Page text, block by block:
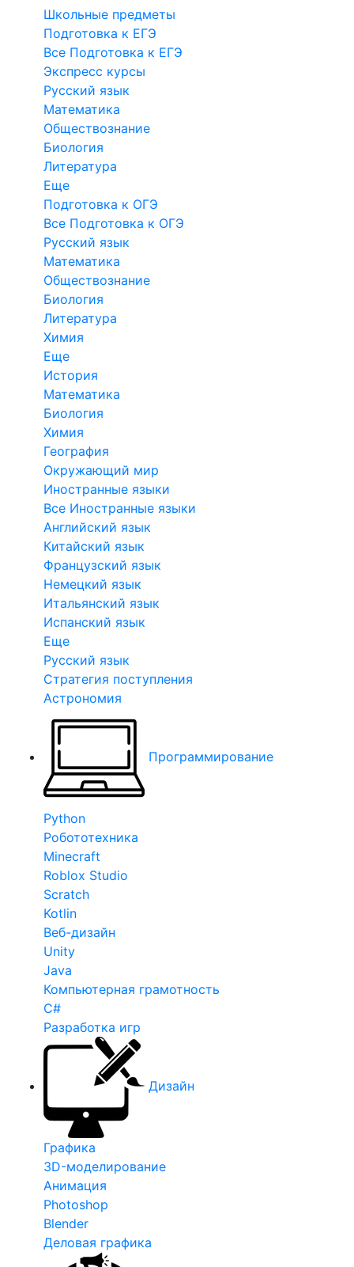
Школьные предметы
Подготовка к ЕГЭ
Все Подготовка к ЕГЭ
Экспресс курсы
Русский язык
Математика
Обществознание
Биология
Литература
Еще
Подготовка к ОГЭ
Все Подготовка к ОГЭ
Русский язык
Математика
Обществознание
Биология
Литература
Химия
Еще
История
Математика
Биология
Химия
География
Окружающий мир
Иностранные языки
Все Иностранные языки
Английский язык
Китайский язык
Французский язык
Немецкий язык
Итальянский язык
Испанский язык
Еще
Русский язык
Стратегия поступления
Астрономия
Программирование
Python
Робототехника
Minecraft
Roblox Studio
Scratch
Kotlin
Веб-дизайн
Unity
Java
Компьютерная грамотность
C#
Разработка игр
Дизайн
Графика
3D-моделирование
Анимация
Photoshop
Blender
Деловая графика